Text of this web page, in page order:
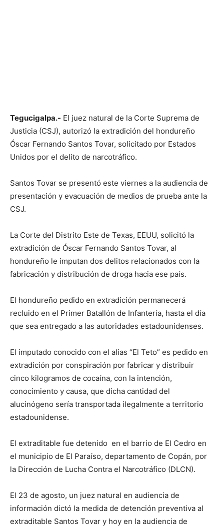
Tegucigalpa.- El juez natural de la Corte Suprema de
Justicia (CSJ), autorizó la extradición del hondureño
Óscar Fernando Santos Tovar, solicitado por Estados
Unidos por el delito de narcotráfico.
Santos Tovar se presentó este viernes a la audiencia de
presentación y evacuación de medios de prueba ante la
CSJ.
La Corte del Distrito Este de Texas, EEUU, solicitó la
extradición de Óscar Fernando Santos Tovar, al
hondureño le imputan dos delitos relacionados con la
fabricación y distribución de droga hacia ese país.
El hondureño pedido en extradición permanecerá
recluido en el Primer Batallón de Infantería, hasta el día
que sea entregado a las autoridades estadounidenses.
El imputado conocido con el alias “El Teto” es pedido en
extradición por conspiración por fabricar y distribuir
cinco kilogramos de cocaína, con la intención,
conocimiento y causa, que dicha cantidad del
alucinógeno sería transportada ilegalmente a territorio
estadounidense.
El extraditable fue detenido en el barrio de El Cedro en
el municipio de El Paraíso, departamento de Copán, por
la Dirección de Lucha Contra el Narcotráfico (DLCN).
El 23 de agosto, un juez natural en audiencia de
información dictó la medida de detención preventiva al
extraditable Santos Tovar y hoy en la audiencia de